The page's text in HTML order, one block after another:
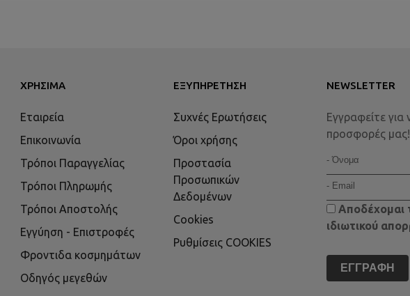
ΧΡΉΣΙΜΑ
Εταιρεία
Επικοινωνία
Τρόποι Παραγγελίας
Τρόποι Πληρωμής
Τρόποι Αποστολής
Εγγύηση - Επιστροφές
Φροντιδα κοσμημάτων
Οδηγός μεγεθών
ΕΞΥΠΗΡΈΤΗΣΗ
Συχνές Ερωτήσεις
Όροι χρήσης
Προστασία
Προσωπικών
Δεδομένων
Cookies
Ρυθμίσεις COOKIES
NEWSLETTER
Εγγραφείτε για
προσφορές μας!
Αποδέχομαι
ιδιωτικού
ΕΓΓΡΑΦΉ